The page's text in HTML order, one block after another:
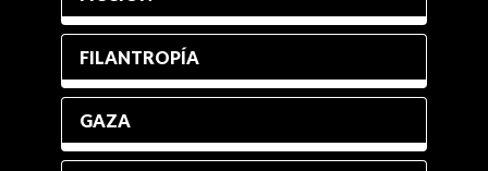
FILANTROPÍA
GAZA